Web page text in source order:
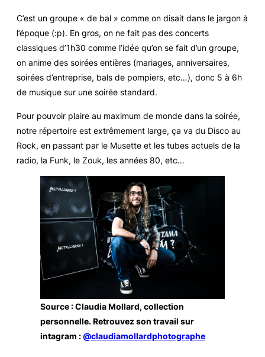
C’est un groupe « de bal » comme on disait dans le jargon à
l’époque (:p). En gros, on ne fait pas des concerts
classiques d’1h30 comme l’idée qu’on se fait d’un groupe,
on anime des soirées entières (mariages, anniversaires,
soirées d’entreprise, bals de pompiers, etc…), donc 5 à 6h
de musique sur une soirée standard.
Pour pouvoir plaire au maximum de monde dans la soirée,
notre répertoire est extrêmement large, ça va du Disco au
Rock, en passant par le Musette et les tubes actuels de la
radio, la Funk, le Zouk, les années 80, etc…
Source : Claudia Mollard, collection
personnelle. Retrouvez son travail sur
intagram :@claudiamollardphotographe